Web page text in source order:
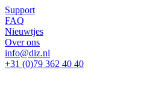
Support
FAQ
Nieuwtjes
Over ons
info@diz.nl
+31 (0)79 362 40 40